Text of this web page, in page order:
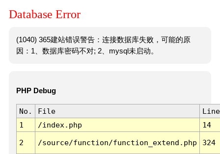
Database Error
(1040) 365建站错误警告：连接数据库失败，可能的原
因：1、数据库密码不对; 2、mysql未启动。
PHP Debug
No. File
Line
1
/index.php 14
2 /source/function/function_extend.php 324